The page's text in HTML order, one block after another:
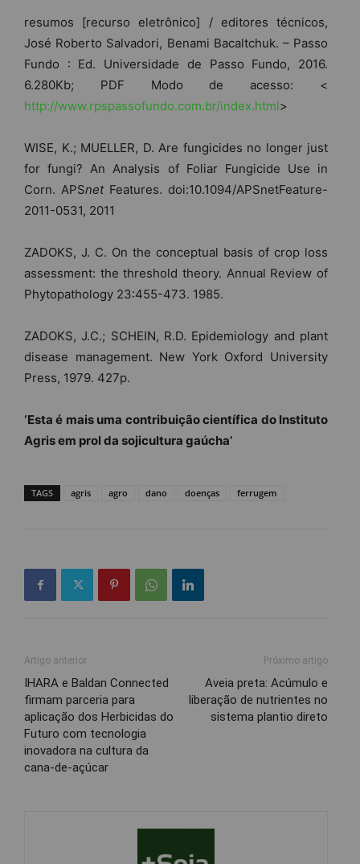
resumos [recurso eletrônico] / editores técnicos,
José Roberto Salvadori, Benami Bacaltchuk. – Passo
Fundo : Ed. Universidade de Passo Fundo, 2016.
6.280Kb; PDF Modo de acesso: <
http://www.rpspassofundo.com.br/index.html>
WISE, K.; MUELLER, D. Are fungicides no longer just
for fungi? An Analysis of Foliar Fungicide Use in
Corn. APSnet Features. doi:10.1094/APSnetFeature-
2011-0531, 2011
ZADOKS, J. C. On the conceptual basis of crop loss
assessment: the threshold theory. Annual Review of
Phytopathology 23:455-473. 1985.
ZADOKS, J.C.; SCHEIN, R.D. Epidemiology and plant
disease management. New York Oxford University
Press, 1979. 427p.
‘Esta é mais uma contribuição científica do Instituto
Agris em prol da sojicultura gaúcha’
TAGS agris agro dano doenças ferrugem
Artigo anterior
IHARA e Baldan Connected
firmam parceria para
aplicação dos Herbicidas do
Futuro com tecnologia
inovadora na cultura da
cana-de-açúcar
Próximo artigo
Aveia preta: Acúmulo e
liberação de nutrientes no
sistema plantio direto